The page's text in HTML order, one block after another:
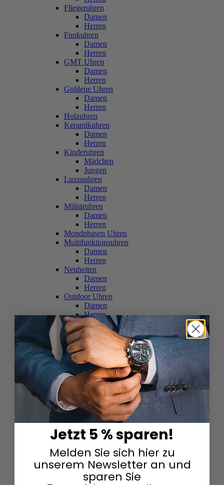
Fliegeruhren
Damen
Herren
Funkuhren
Damen
Herren
GMT Uhren
Damen
Herren
Goldene Uhren
Damen
Herren
Holzuhren
Keramikuhren
Damen
Herren
Kinderuhren
Mädchen
Jungen
Luxusuhren
Damen
Herren
Militäruhren
Damen
Herren
Mondphasen Uhren
Multifunktionsuhren
Damen
Herren
Neuheiten
Damen
Herren
Outdoor Uhren
Damen
Herren
Schweizer Uhren
Damen
Herren
Skelettuhren
Damen
Herren
Smartwatches
Damen
Herren
Solaruhren
Herren
Damen
Sportuhren
Damen
Herren
Swarovski & Edelsteine
Damen
Herren
Jetzt 5 % sparen!
Melden Sie sich hier zu
unserem Newsletter an und
sparen Sie